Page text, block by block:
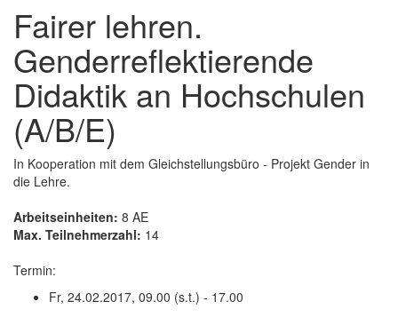
Fairer lehren.
Genderreflektierende
Didaktik an Hochschulen
(A/B/E)
In Kooperation mit dem Gleichstellungsbüro - Projekt Gender in
die Lehre.
Arbeitseinheiten: 8 AE
Max. Teilnehmerzahl: 14
Termin:
Fr, 24.02.2017, 09.00 (s.t.) - 17.00